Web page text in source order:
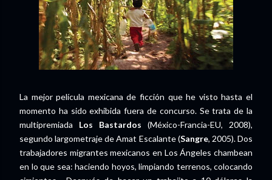
La mejor película mexicana de ficción que he visto hasta el
momento ha sido exhibida fuera de concurso. Se trata de la
multipremiada Los Bastardos (México-Francia-EU, 2008),
segundo largometraje de Amat Escalante (Sangre, 2005). Dos
trabajadores migrantes mexicanos en Los Ángeles chambean
en lo que sea: haciendo hoyos, limpiando terrenos, colocando